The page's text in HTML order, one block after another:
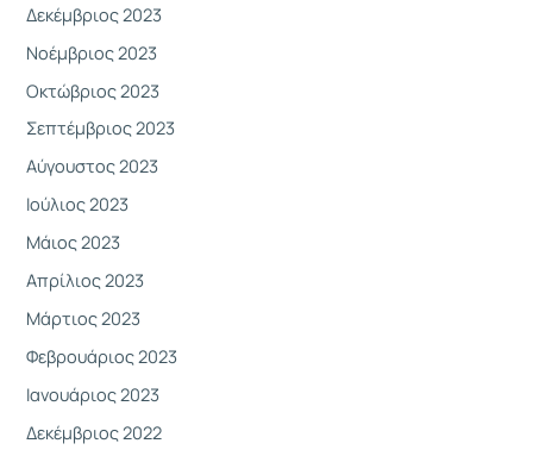
Δεκέμβριος 2023
Νοέμβριος 2023
Οκτώβριος 2023
Σεπτέμβριος 2023
Αύγουστος 2023
Ιούλιος 2023
Μάιος 2023
Απρίλιος 2023
Μάρτιος 2023
Φεβρουάριος 2023
Ιανουάριος 2023
Δεκέμβριος 2022